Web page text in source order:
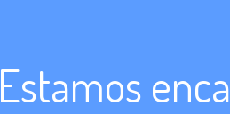
Estamos